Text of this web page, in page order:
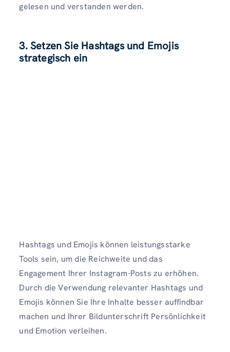
gelesen und verstanden werden.
3. Setzen Sie Hashtags und Emojis
strategisch ein
Hashtags und Emojis können leistungsstarke
Tools sein, um die Reichweite und das
Engagement Ihrer Instagram-Posts zu erhöhen.
Durch die Verwendung relevanter Hashtags und
Emojis können Sie Ihre Inhalte besser auffindbar
machen und Ihrer Bildunterschrift Persönlichkeit
und Emotion verleihen.